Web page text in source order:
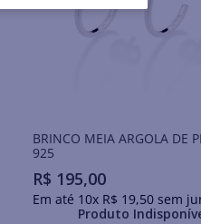
BRINCO MEIA ARGOLA DE
925
R$ 195,00
Em até 10x R$ 19,50sem
Produto